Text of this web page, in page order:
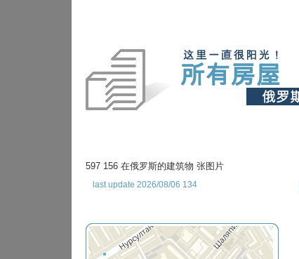
597 156 在俄罗斯的建筑物 张图片
last update 2026/08/06 134